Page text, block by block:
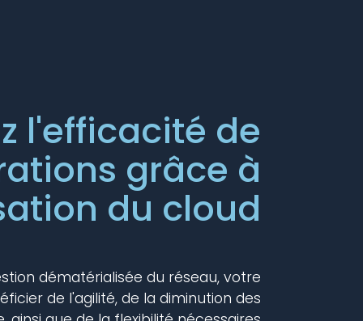
l'efficacité de
grâce à
du cloud
dématérialisée du réseau, votre
de l'agilité, de la diminution des